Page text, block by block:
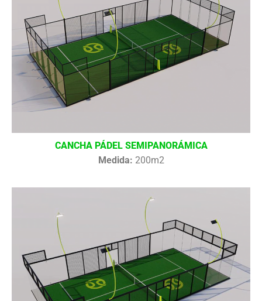
CANCHA PÁDEL SEMIPANORÁMICA
Medida: 200m2